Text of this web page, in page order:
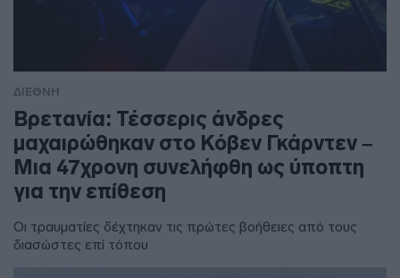
ΔΙΕΘΝΗ
Βρετανία: Τέσσερις άνδρες
μαχαιρώθηκαν στο Κόβεν Γκάρντεν –
Μια 47χρονη συνελήφθη ως ύποπτη
για την επίθεση
Οι τραυματίες δέχτηκαν τις πρώτες βοήθειες από τους
διασώστες επί τόπου